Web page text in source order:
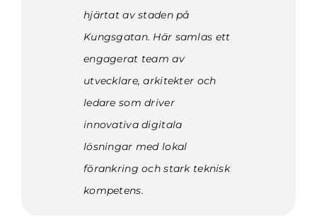
hjärtat av staden på
Kungsgatan. Här samlas ett
engagerat team av
utvecklare, arkitekter och
ledare som driver
innovativa digitala
lösningar med lokal
förankring och stark teknisk
kompetens.